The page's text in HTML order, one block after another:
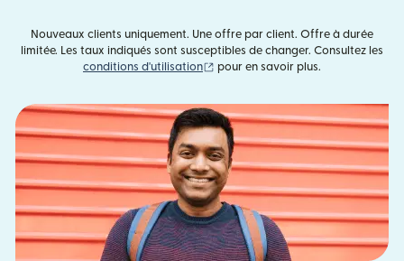
Nouveaux clients uniquement. Une offre par client. Offre à durée
limitée. Les taux indiqués sont susceptibles de changer. Consultez les
conditions d'utilisation
(s'ouvre dans une nouvelle fenêtre)
pour en savoir plus.